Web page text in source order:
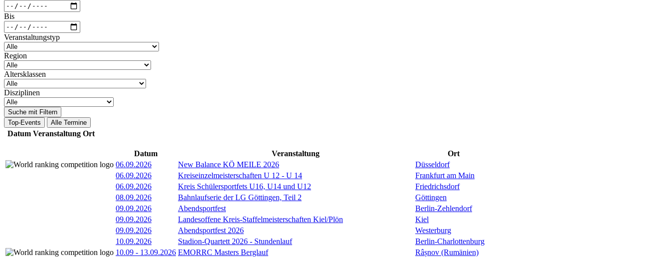
Bis
Veranstaltungstyp
Region
Altersklassen
Disziplinen
Suche mit Filtern
Top-Events
Alle Termine
Datum Veranstaltung Ort
Datum Veranstaltung
Ort
06.09.2026
New Balance KÖ MEILE 2026
Düsseldorf
06.09.2026
Kreiseinzelmeisterschaften U 12 - U 14
Frankfurt am Main
06.09.2026
Kreis Schülersportfets U16, U14 und U12
Friedrichsdorf
08.09.2026
Bahnlaufserie der LG Göttingen, Teil 2
Göttingen
09.09.2026
Abendsportfest
Berlin-Zehlendorf
09.09.2026
Landesoffene Kreis-Staffelmeisterschaften Kiel/Plön
Kiel
09.09.2026
Abendsportfest 2026
Westerburg
10.09.2026
Stadion-Quartett 2026 - Stundenlauf
Berlin-Charlottenburg
10.09 - 13.09.2026 EMORRC Masters Berglauf
Râșnov (Rumänien)